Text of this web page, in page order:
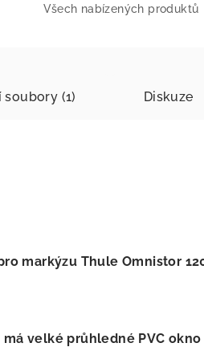
Všech nabízených produktů
(1) Diskuze
markýzu Thule Omnistor
velké průhledné PVC